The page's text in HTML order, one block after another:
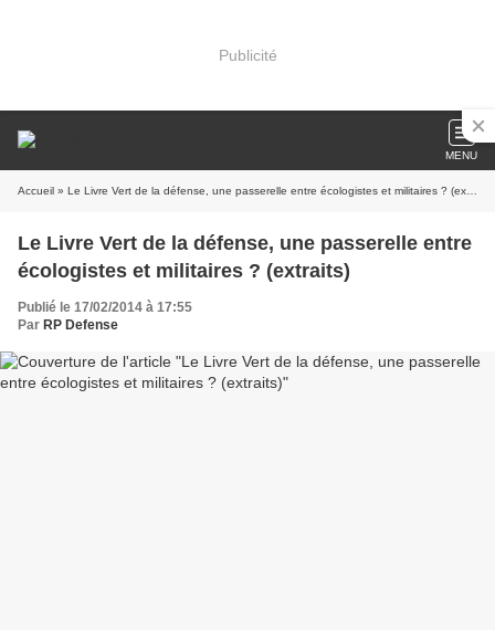
Publicité
MENU
Accueil » Le Livre Vert de la défense, une passerelle entre écologistes et militaires ? (extraits)
Le Livre Vert de la défense, une passerelle entre
écologistes et militaires ? (extraits)
Publié le 17/02/2014 à 17:55
Par RP Defense